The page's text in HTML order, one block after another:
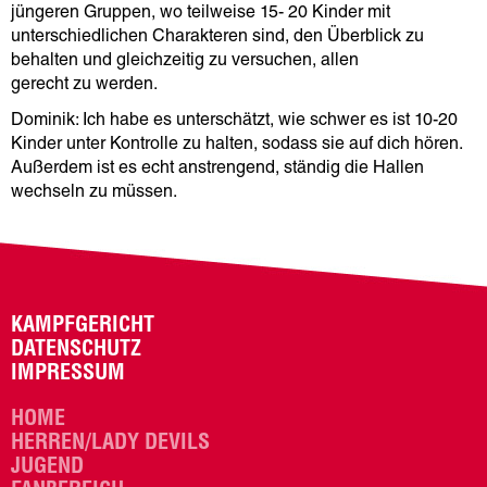
jüngeren Gruppen, wo teilweise 15- 20 Kinder mit
unterschiedlichen Charakteren sind, den Überblick zu
behalten und gleichzeitig zu versuchen, allen
gerecht zu werden.
Dominik: Ich habe es unterschätzt, wie schwer es ist 10-20
Kinder unter Kontrolle zu halten, sodass sie auf dich hören.
Außerdem ist es echt anstrengend, ständig die Hallen
wechseln zu müssen.
KAMPFGERICHT
DATENSCHUTZ
IMPRESSUM
HOME
HERREN/LADY DEVILS
JUGEND